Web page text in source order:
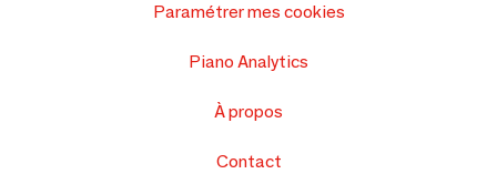
Paramétrer mes cookies
Piano Analytics
À propos
Contact